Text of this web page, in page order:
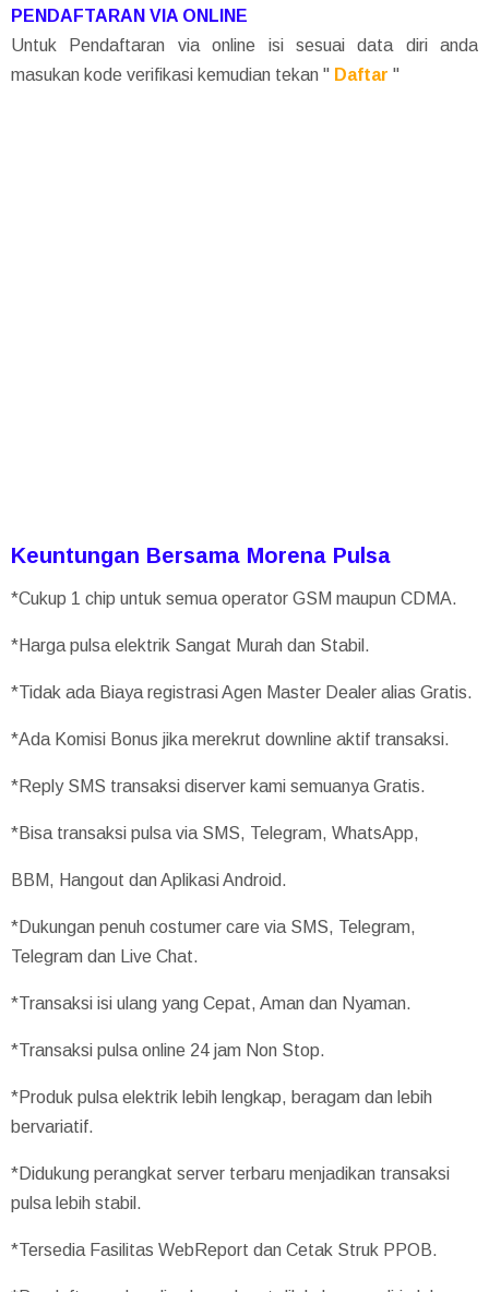
PENDAFTARAN VIA ONLINE
Untuk Pendaftaran via online isi sesuai data diri anda
masukan kode verifikasi kemudian tekan " Daftar "
Keuntungan Bersama Morena Pulsa
*Cukup 1 chip untuk semua operator GSM maupun CDMA.
*Harga pulsa elektrik Sangat Murah dan Stabil.
*Tidak ada Biaya registrasi Agen Master Dealer alias Gratis.
*Ada Komisi Bonus jika merekrut downline aktif transaksi.
*Reply SMS transaksi diserver kami semuanya Gratis.
*Bisa transaksi pulsa via SMS, Telegram, WhatsApp,
BBM, Hangout dan Aplikasi Android.
*Dukungan penuh costumer care via SMS, Telegram,
Telegram dan Live Chat.
*Transaksi isi ulang yang Cepat, Aman dan Nyaman.
*Transaksi pulsa online 24 jam Non Stop.
*Produk pulsa elektrik lebih lengkap, beragam dan lebih
bervariatif.
*Didukung perangkat server terbaru menjadikan transaksi
pulsa lebih stabil.
*Tersedia Fasilitas WebReport dan Cetak Struk PPOB.